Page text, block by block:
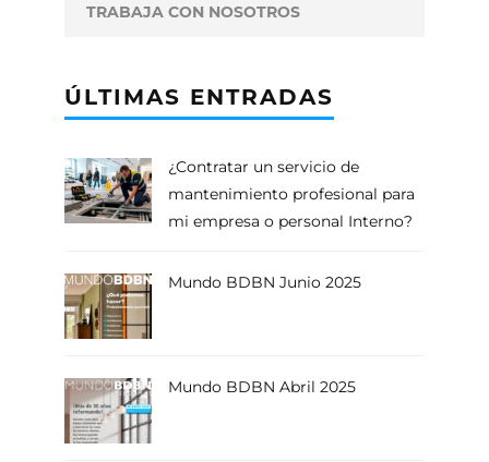
TRABAJA CON NOSOTROS
ÚLTIMAS ENTRADAS
¿Contratar un servicio de
mantenimiento profesional para
mi empresa o personal Interno?
Mundo BDBN Junio 2025
Mundo BDBN Abril 2025